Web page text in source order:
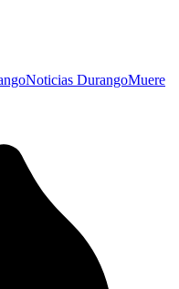
Noticias DurangoMuere